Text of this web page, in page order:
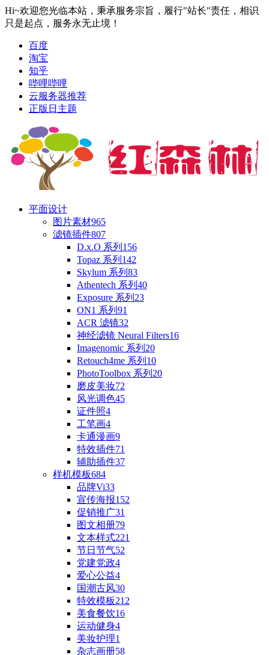
Hi~欢迎您光临本站，秉承服务宗旨，履行"站长"责任，相识
只是起点，服务永无止境！
百度
淘宝
知乎
哔哩哔哩
云服务器推荐
正版日主题
平面设计
图片素材965
滤镜插件807
D.x.O 系列 156
Topaz 系列 142
Skylum 系列 83
Athentech 系列 40
Exposure 系列 23
ON1 系列 91
ACR 滤镜32
神经滤镜 Neural Filters16
Imagenomic 系列 20
Retouch4me 系列 10
PhotoToolbox 系列 20
磨皮美妆72
风光调色45
证件照4
工笔画4
卡通漫画9
特效插件71
辅助插件37
样机模板684
品牌Vi33
宣传海报152
促销推广31
图文相册79
文本样式221
节日节气52
党建党政4
爱心公益4
国潮古风30
特效模板212
美食餐饮16
运动健身4
美妆护理1
杂志画册58